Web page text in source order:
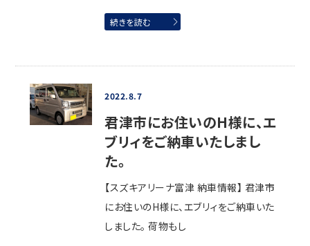
続きを読む
2022.8.7
君津市にお住いのH様に、エ
ブリィをご納車いたしまし
た。
【スズキアリーナ富津 納車情報】 君津市
にお住いのH様に、エブリィをご納車いた
しました。 荷物もし